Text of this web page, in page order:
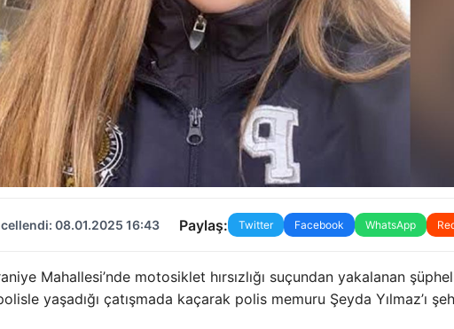
08.01.2025 16:43 Paylaş: Twitter Facebook WhatsApp
Mahallesi’nde motosiklet hırsızlığı suçundan yakalanan
yaşadığı çatışmada kaçarak polis memuru Şeyda Yılmaz’ı